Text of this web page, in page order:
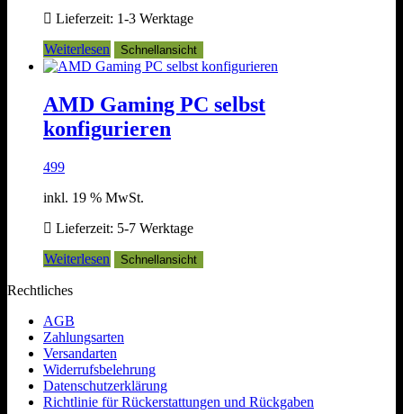
Lieferzeit: 1-3 Werktage
Weiterlesen
Schnellansicht
AMD Gaming PC selbst
konfigurieren
499
inkl. 19 % MwSt.
Lieferzeit: 5-7 Werktage
Weiterlesen
Schnellansicht
Rechtliches
AGB
Zahlungsarten
Versandarten
Widerrufsbelehrung
Datenschutzerklärung
Richtlinie für Rückerstattungen und Rückgaben